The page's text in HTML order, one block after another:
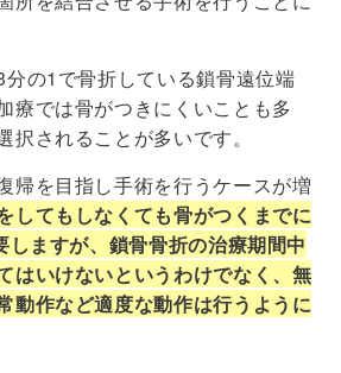
の1で骨折している鎖骨遠位端
療では骨がつきにくいことも多
択されることが多いです。
帰を目指し手術を行うケースが増
してもしなくても骨がつくまでに
しますが、鎖骨骨折の治療期間中
はいけないというわけでなく、無
動作など適度な動作は行うように